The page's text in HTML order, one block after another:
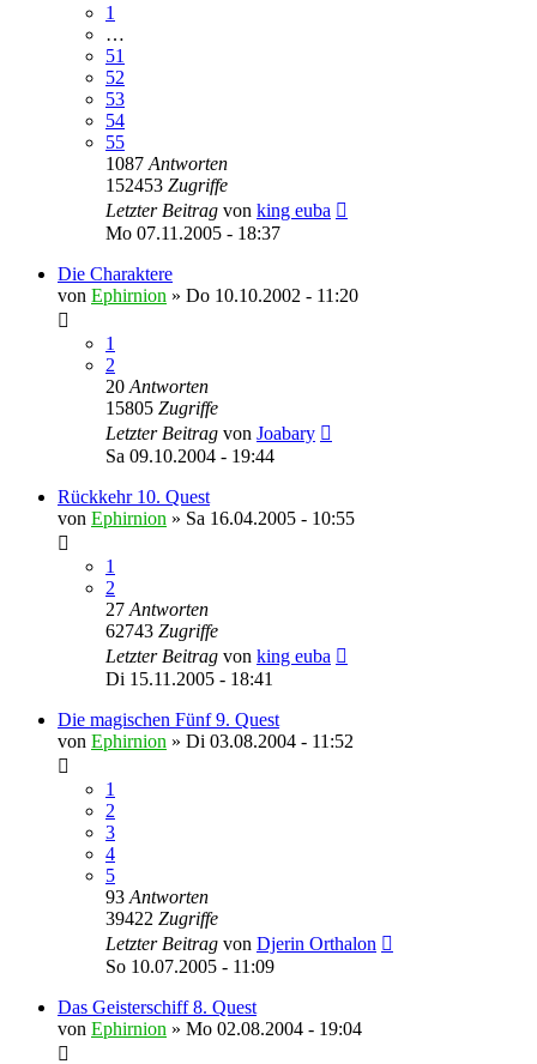
1
…
51
52
53
54
55
1087 Antworten
152453 Zugriffe
Letzter Beitrag von king euba
Mo 07.11.2005 - 18:37
Die Charaktere
von Ephirnion » Do 10.10.2002 - 11:20
1
2
20 Antworten
15805 Zugriffe
Letzter Beitrag von Joabary
Sa 09.10.2004 - 19:44
Rückkehr 10. Quest
von Ephirnion » Sa 16.04.2005 - 10:55
1
2
27 Antworten
62743 Zugriffe
Letzter Beitrag von king euba
Di 15.11.2005 - 18:41
Die magischen Fünf 9. Quest
von Ephirnion » Di 03.08.2004 - 11:52
1
2
3
4
5
93 Antworten
39422 Zugriffe
Letzter Beitrag von Djerin Orthalon
So 10.07.2005 - 11:09
Das Geisterschiff 8. Quest
von Ephirnion » Mo 02.08.2004 - 19:04